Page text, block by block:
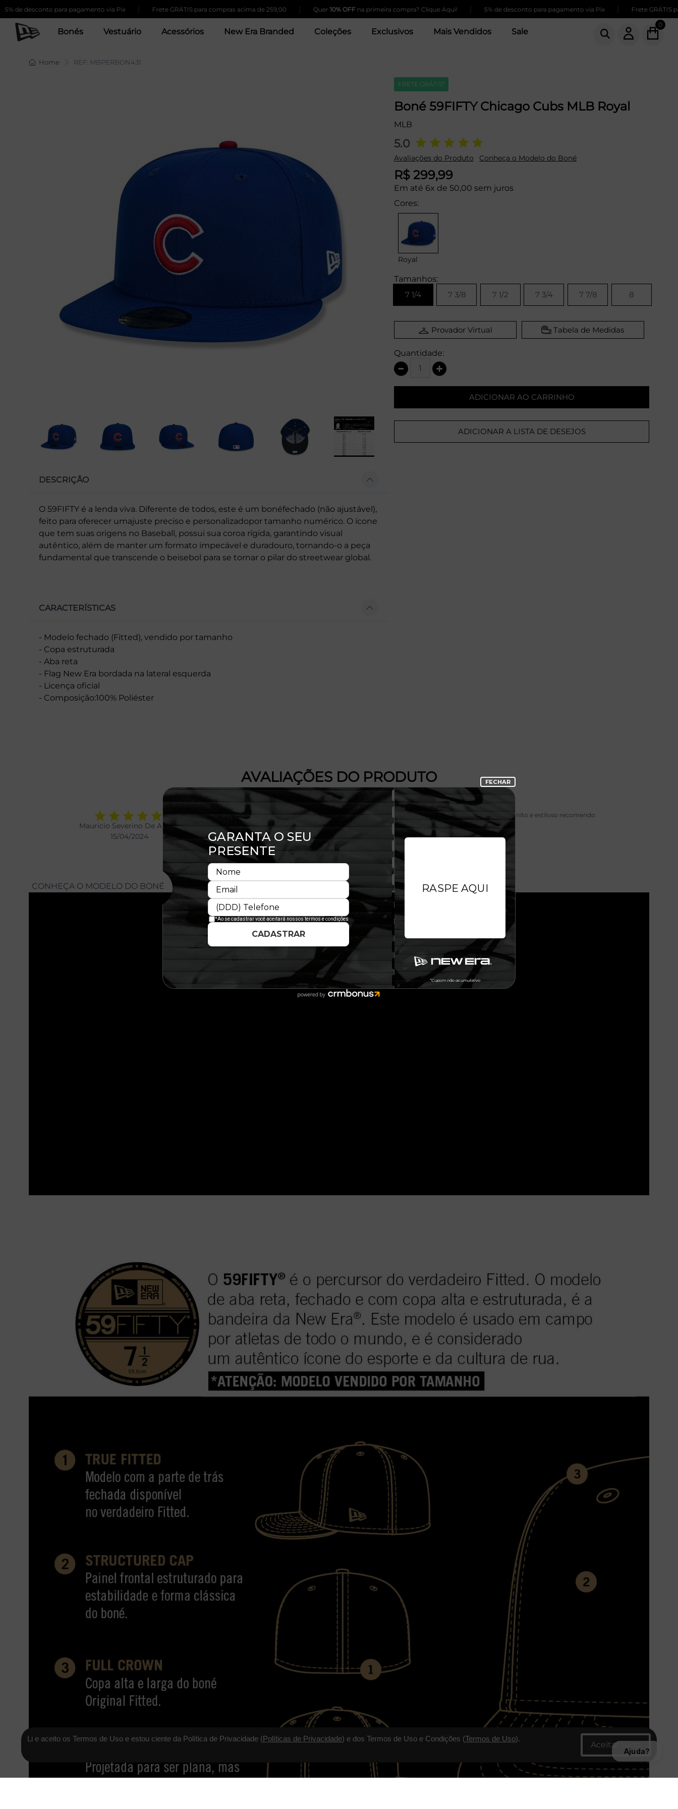
para pagamento via Pix | Frete GRÁTIS para compras acima de 259,00 | 10% OFFna primeira compra? Clique Aqui! | 5% de desconto para pagamento via Pix | Frete GRÁTIS para
Bonés Vestuário Acessórios New Era Branded Coleções Exclusivos Mais Vendidos Sale
0
Home REF: MBPERBON431
DESCRIÇÃO
O 59FIFTY é a lenda viva. Diferente de todos, este é um bonéfechado (não ajustável),
feito para oferecer umajuste preciso e personalizadopor tamanho numérico. O ícone
que tem suas origens no Baseball, possui sua coroa rígida, garantindo visual
autêntico, além de manter um formato impecável e duradouro, tornando-o a peça
fundamental que transcende o beisebol para se tornar o pilar do streetwear global.
CARACTERÍSTICAS
- Modelo fechado (Fitted), vendido por tamanho
- Copa estruturada
- Aba reta
- Flag New Era bordada na lateral esquerda
- Licença oficial
- Composição:100% Poliéster
FRETE GRÁTIS*
Boné 59FIFTY Chicago Cubs MLB Royal
MLB
5.0
Avaliações do Produto Conheça o Modelo do Boné
R$ 299,99
Em até 6x de 50,00 sem juros
Cores:
Royal
Tamanhos:
7 1/4
7 3/8 7 1/2 7 3/4 7 7/8 8
Provador Virtual Tabela de Medidas
Quantidade:
ADICIONAR AO CARRINHO
ADICIONAR A LISTA DE DESEJOS
AVALIAÇÕES DO PRODUTO
Mauricio Severino De Araujo
15/04/2024
Boné bonito e estiloso recomendo
CONHEÇA O MODELO DO BONÉ
Li e aceito os Termos de Uso e estou ciente da Política de Privacidade (Políticas de Privacidade) e dos Termos de Uso e Condições (Termos de Uso).
Ajuda?